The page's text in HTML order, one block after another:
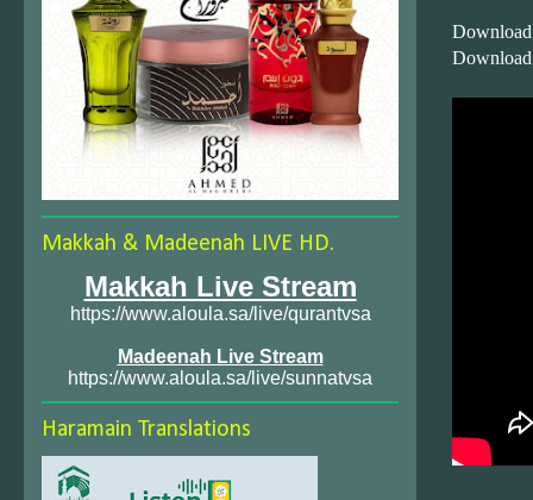
Makkah & Madeenah LIVE HD.
Makkah Live Stream
https://www.aloula.sa/live/qurantvsa
Madeenah Live Stream
https://www.aloula.sa/live/sunnatvsa
Haramain Translations